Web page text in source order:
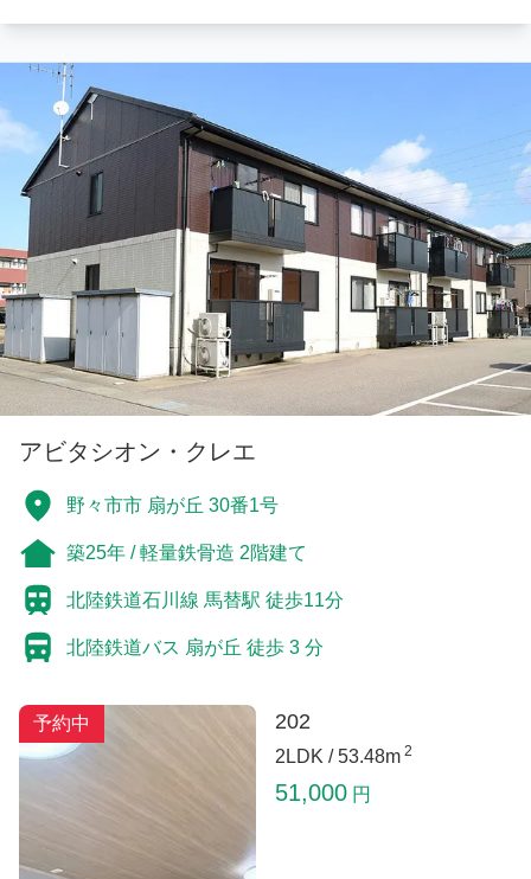
アビタシオン・クレエ
野々市市 扇が丘 30番1号
築25年 / 軽量鉄骨造 2階建て
北陸鉄道石川線 馬替駅 徒歩11分
北陸鉄道バス 扇が丘 徒歩 3 分
予約中 202
2LDK /53.48m 2
51,000 円